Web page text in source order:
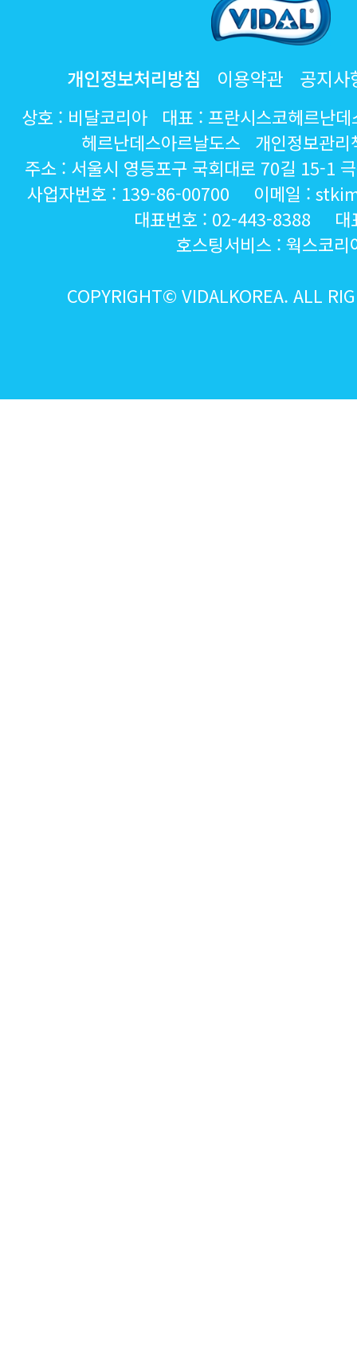
개인정보처리방침 이용약관 공지사
상호 : 비달코리아 대표 : 프란시스코헤르난데
헤르난데스아르날도스 개인정보관리
주소 : 서울시 영등포구 국회대로 70길 15-1
사업자번호 : 139-86-00700 이메일 :
대표번호 : 02-443-8388 대
호스팅서비스 : 웍스코리
COPYRIGHT© VIDALKOREA. ALL